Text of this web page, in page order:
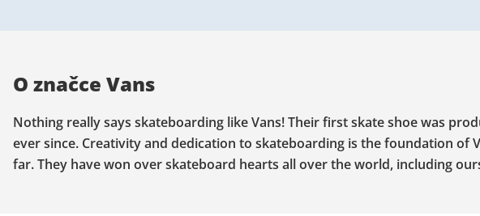
O značce Vans
Nothing really says skateboarding like Vans! Their first skate shoe was
ever since. Creativity and dedication to skateboarding is the foundation of
far. They have won over skateboard hearts all over the world, including